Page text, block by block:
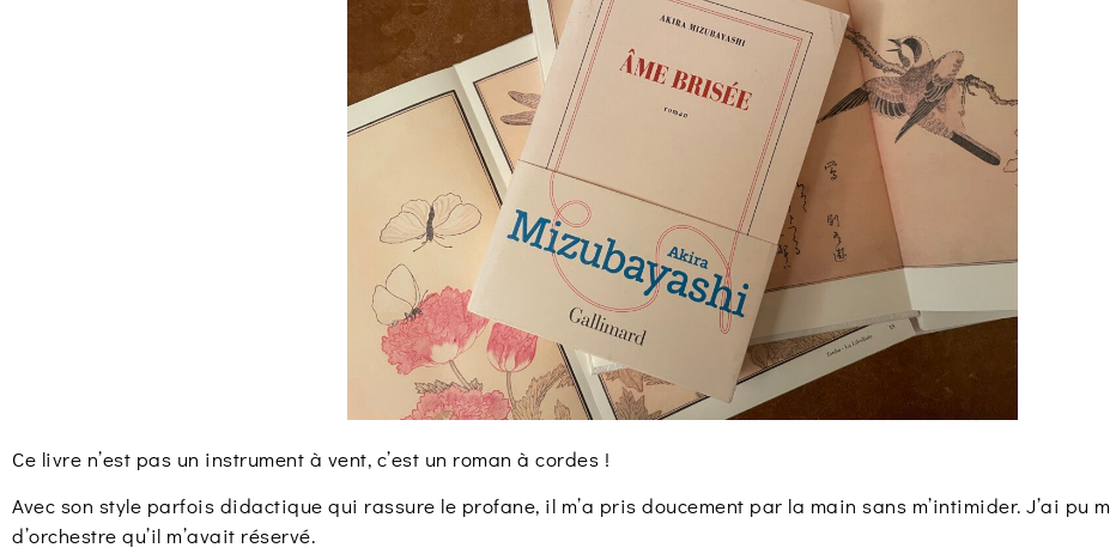
Ce livre n’est pas un instrument à vent, c’est un roman à cordes !
Avec son style parfois didactique qui rassure le profane, il m’a pris doucement par la main sans m’intimider. J’ai pu
d’orchestre qu’il m’avait réservé.